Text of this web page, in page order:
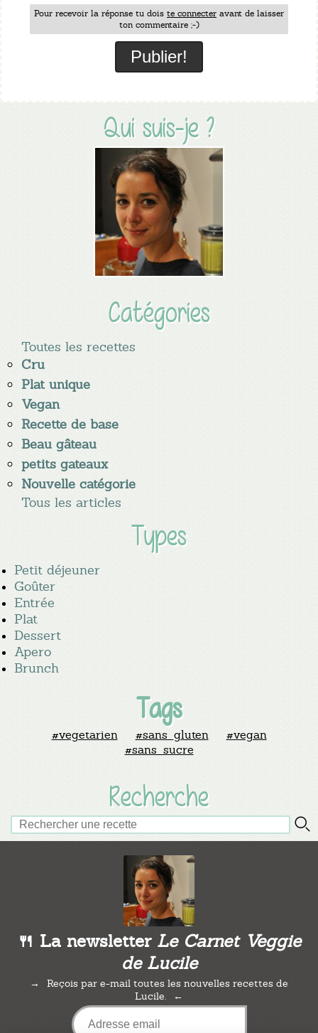
Qui suis-je ?
Catégories
Toutes les recettes
Cru
Plat unique
Vegan
Recette de base
Beau gâteau
petits gateaux
Nouvelle catégorie
Tous les articles
Types
Petit déjeuner
Goûter
Entrée
Plat
Dessert
Apero
Brunch
Tags
#vegetarien #sans_gluten
#vegan
#sans_sucre
Recherche
Pour recevoir la réponse tu dois te connecter avant de laisser
ton commentaire ;-)
🍴 La newsletter Le Carnet Veggie
de Lucile
Reçois par e-mail toutes les nouvelles recettes de
Lucile.